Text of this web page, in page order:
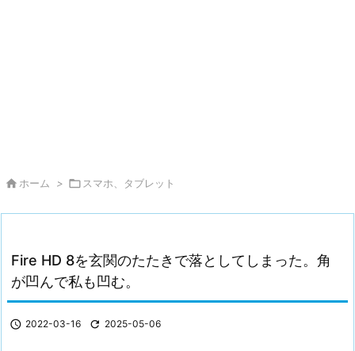
 ホーム >  スマホ、タブレット
Fire HD 8を玄関のたたきで落としてしまった。角
が凹んで私も凹む。
 2022-03-16  2025-05-06